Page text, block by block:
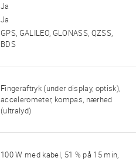
Ja
Ja
GPS, GALILEO, GLONASS, QZSS,
BDS
Fingeraftryk (under display, optisk),
accelerometer, kompas, nærhed
(ultralyd)
100 W med kabel, 51 % på 15 min,